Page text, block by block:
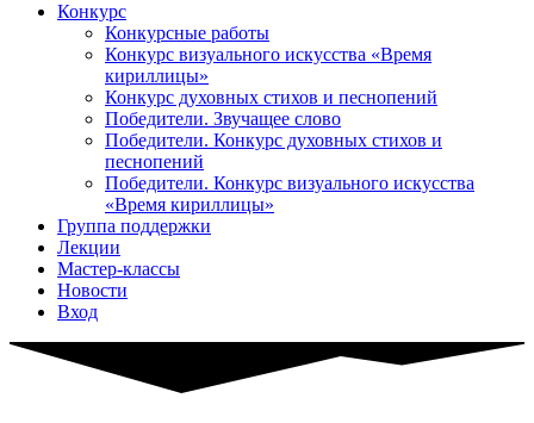
Конкурс
Конкурсные работы
Конкурс визуального искусства «Время
кириллицы»
Конкурс духовных стихов и песнопений
Победители. Звучащее слово
Победители. Конкурс духовных стихов и
песнопений
Победители. Конкурс визуального искусства
«Время кириллицы»
Группа поддержки
Лекции
Мастер-классы
Новости
Вход